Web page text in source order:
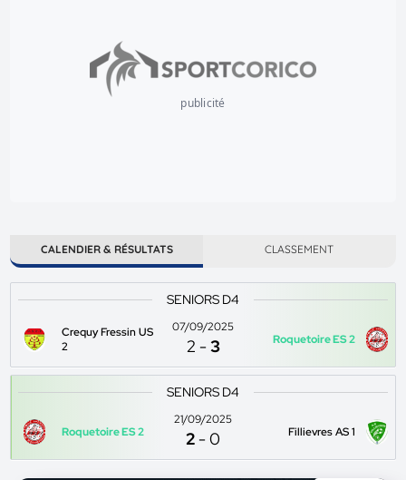
publicité
CALENDIER & RÉSULTATS CLASSEMENT
SENIORS D4
Crequy Fressin US
2
07/09/2025
2 -3 Roquetoire ES 2
SENIORS D4
Roquetoire ES 2
21/09/2025
2 -0 Fillievres AS 1